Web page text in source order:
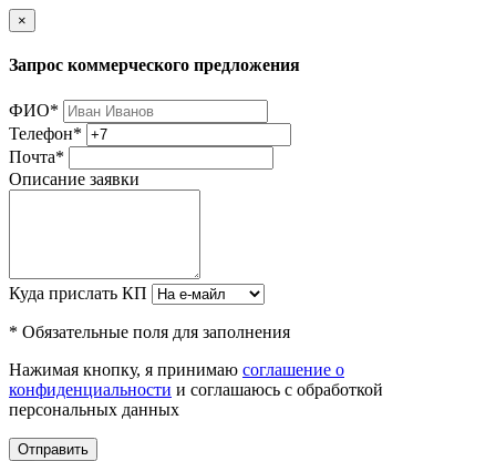
×
Запрос коммерческого предложения
ФИО*
Телефон*
Почта*
Описание заявки
Куда прислать КП
* Обязательные поля для заполнения
Нажимая кнопку, я принимаю соглашение о
конфиденциальности и соглашаюсь с обработкой
персональных данных
Отправить